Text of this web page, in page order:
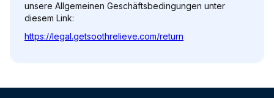
unsere Allgemeinen Geschäftsbedingungen unter
diesem Link:
https://legal.getsoothrelieve.com/return